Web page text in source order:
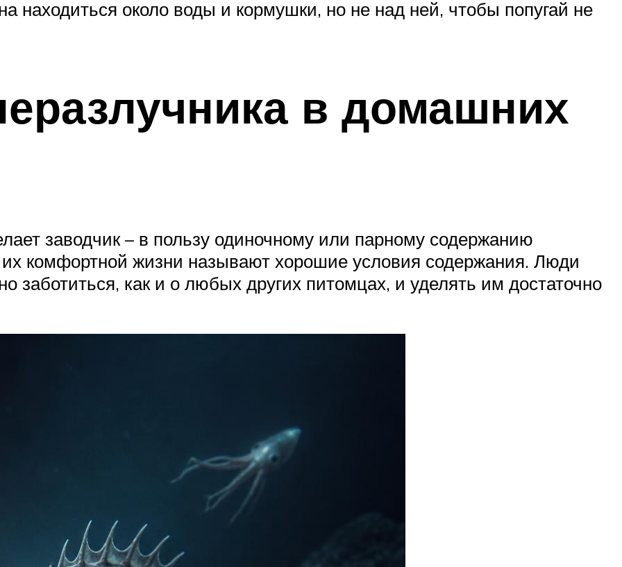
находиться около воды и кормушки, но не над ней, чтобы попугай не
в домашних
заводчик – в пользу одиночному или парному содержанию
комфортной жизни называют хорошие условия содержания. Люди
заботиться, как и о любых других питомцах, и уделять им достаточно